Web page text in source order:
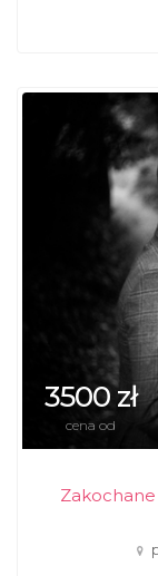
3500 zł
cena od
Zakochane